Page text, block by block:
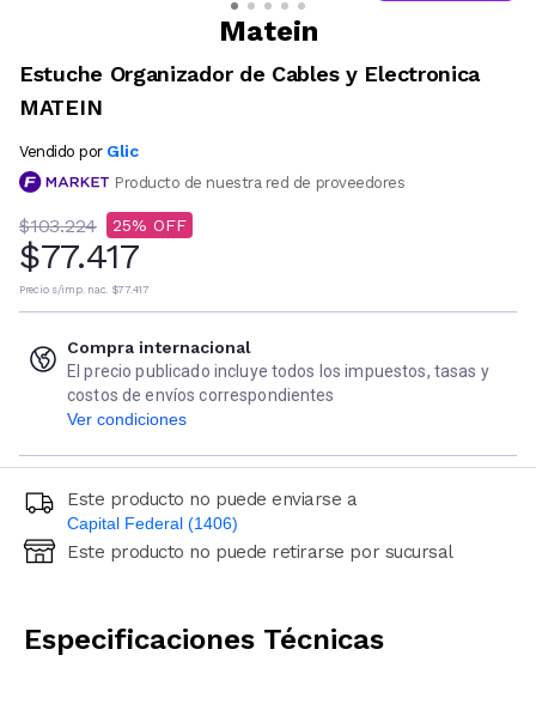
Matein
Estuche Organizador de Cables y Electronica
MATEIN
Vendido por Glic
Producto de nuestra red de proveedores
$103.224 25
$77.417
Precio s/imp. nac. $77.417
Compra internacional
El precio publicado incluye todos los impuestos, tasas y
costos de envíos correspondientes
Ver condiciones
Este producto no puede enviarse a
Capital Federal (1406)
Ingresá código postal (sólo números)
Este producto no puede retirarse por sucursal
Especificaciones Técnicas